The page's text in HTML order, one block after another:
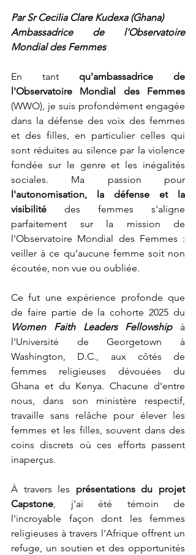
Par Sr Cecilia Clare Kudexa (Ghana)
Ambassadrice de l'Observatoire
Mondial des Femmes
En tant qu'ambassadrice de
(WWO), je suis profondément engagée
dans la défense des voix des femmes
et des filles, en particulier celles qui
sont réduites au silence par la violence
fondée sur le genre et les inégalités
l'autonomisation, la défense et la
visibilité des femmes s'aligne
parfaitement sur la mission de
l'Observatoire Mondial des Femmes :
veiller à ce qu'aucune femme soit non
écoutée, non vue ou oubliée.
Ce fut une expérience profonde que
Women Faith Leaders Fellowship à
l'Université de Georgetown à
Washington, D.C., aux côtés de
femmes religieuses dévouées du
Ghana et du Kenya. Chacune d'entre
nous, dans son ministère respectif,
travaille sans relâche pour élever les
femmes et les filles, souvent dans des
coins discrets où ces efforts passent
inaperçus.
À travers les présentations du projet
Capstone, j'ai été témoin de
l'incroyable façon dont les femmes
religieuses à travers l'Afrique offrent un
refuge, un soutien et des opportunités